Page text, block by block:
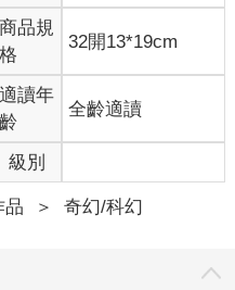
商品規
格
32開13*19cm
適讀年
齡
全齡適讀
級別
品 ＞ 奇幻/科幻